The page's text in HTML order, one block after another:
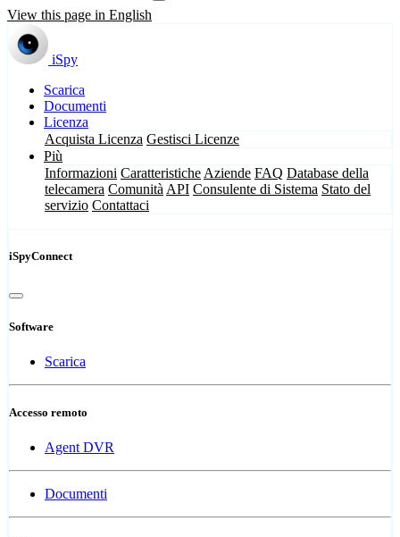
View this page in English
iSpy
Scarica
Documenti
Licenza
Acquista Licenza Gestisci Licenze
Più
Informazioni Caratteristiche Aziende FAQ Database della
telecamera Comunità API Consulente di Sistema Stato del
servizio Contattaci
iSpyConnect
Software
Scarica
Accesso remoto
Agent DVR
Documenti